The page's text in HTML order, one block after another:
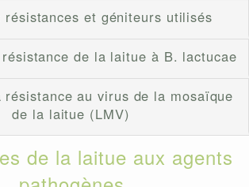
résistances et géniteurs utilisés
de la laitue à B. lactucae
résistance au virus de la mosaïque
de la laitue (LMV)
de la laitue aux agents